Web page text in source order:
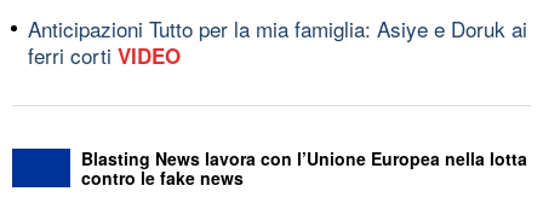
Anticipazioni Tutto per la mia famiglia: Asiye e Doruk ai
ferri corti VIDEO
Blasting News lavora con l’Unione Europea nella lotta
contro le fake news